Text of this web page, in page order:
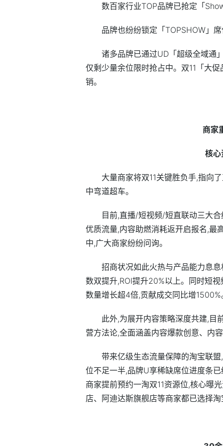
数百家行业TOP品牌已抢定「
品牌也纷纷锁定「TOPSHOW」
诸多品牌已通过UD「超级全域通
仅剩少量余位限时抢占中。双11「大
销。
商家
核心
大量商家将双11关键胜负手,指向
中弯道超车。
目前,直播/短视频/短直联动三大
优质流量,内容助燃消耗返开启报名,最
中,广大商家纷纷问询。
招商状况如此火热与产品能力息
数双提升,ROI提升20%以上。同时短
数量增长超4倍,贡献成交同比增1500%
此外,为展开内容策略深度共建,目
营方法论,全面涵盖内容爆款创意、内
带来亿级生态流量保障的淘宝联
位不足一半,品牌U享稀缺席位进度条
商家提前预约一淘双11资源位,核心曝
店、阿迪达斯旗舰店等商家都已选择